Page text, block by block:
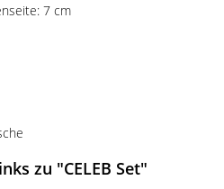
7 cm
zu "CELEB Set"